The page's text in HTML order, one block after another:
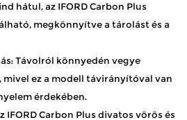
hátul, az IFORD Carbon Plus
megkönnyítve a tárolást és a
Távolról könnyedén vegye
ez a modell távirányítóval van
érdekében.
IFORD Carbon Plus divatos vörös és